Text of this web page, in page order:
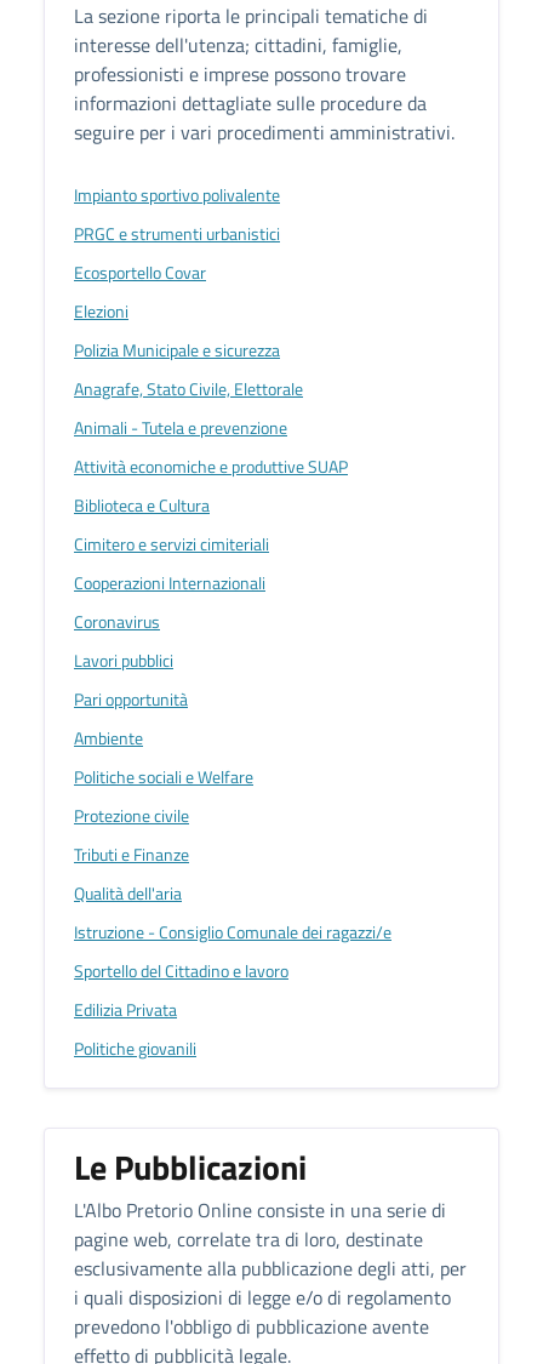
La sezione riporta le principali tematiche di
interesse dell'utenza; cittadini, famiglie,
professionisti e imprese possono trovare
informazioni dettagliate sulle procedure da
seguire per i vari procedimenti amministrativi.
Impianto sportivo polivalente
PRGC e strumenti urbanistici
Ecosportello Covar
Elezioni
Polizia Municipale e sicurezza
Anagrafe, Stato Civile, Elettorale
Animali - Tutela e prevenzione
Attività economiche e produttive SUAP
Biblioteca e Cultura
Cimitero e servizi cimiteriali
Cooperazioni Internazionali
Coronavirus
Lavori pubblici
Pari opportunità
Ambiente
Politiche sociali e Welfare
Protezione civile
Tributi e Finanze
Qualità dell'aria
Istruzione - Consiglio Comunale dei ragazzi/e
Sportello del Cittadino e lavoro
Edilizia Privata
Politiche giovanili
Le Pubblicazioni
L'Albo Pretorio Online consiste in una serie di
pagine web, correlate tra di loro, destinate
esclusivamente alla pubblicazione degli atti, per
i quali disposizioni di legge e/o di regolamento
prevedono l'obbligo di pubblicazione avente
effetto di pubblicità legale.